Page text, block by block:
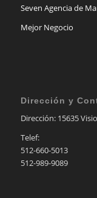
Seven Agencia de
Mejor Negocio
Dirección y
Dirección: 15635
Telef:
512-660-5013
512-989-9089